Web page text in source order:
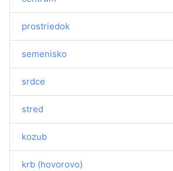
prostriedok
semenisko
srdce
stred
kozub
krb (hovorovo)